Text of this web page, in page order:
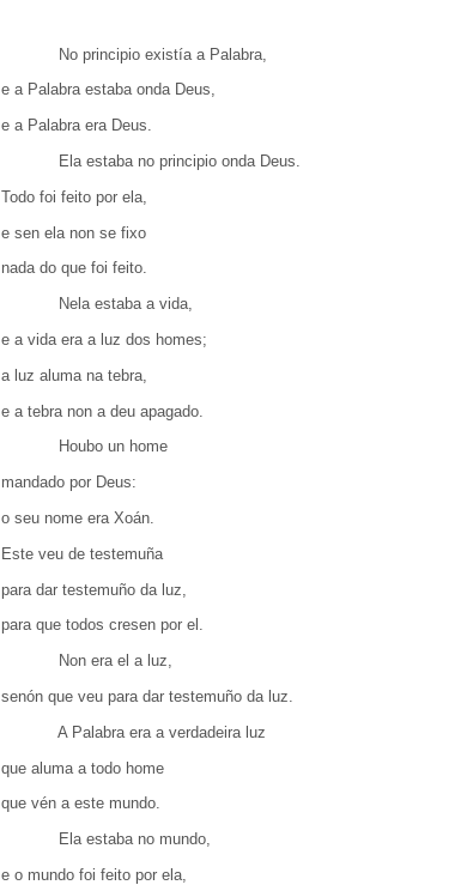
No principio existía a Palabra,
e a Palabra estaba onda Deus,
e a Palabra era Deus.
Ela estaba no principio onda Deus.
Todo foi feito por ela,
e sen ela non se fixo
nada do que foi feito.
Nela estaba a vida,
e a vida era a luz dos homes;
a luz aluma na tebra,
e a tebra non a deu apagado.
Houbo un home
mandado por Deus:
o seu nome era Xoán.
Este veu de testemuña
para dar testemuño da luz,
para que todos cresen por el.
Non era el a luz,
senón que veu para dar testemuño da luz.
A Palabra era a verdadeira luz
que aluma a todo home
que vén a este mundo.
Ela estaba no mundo,
e o mundo foi feito por ela,